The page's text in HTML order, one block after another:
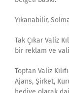
Yıkanabilir,
Tak Çıkar Valiz
bir reklam ve
Toptan Valiz
Ajans, Şirket,